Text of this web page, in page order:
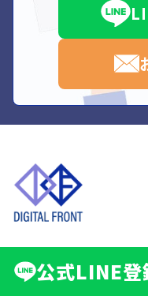
公式LINE登
TEL: 090-2196-
営業時間:9:00 -